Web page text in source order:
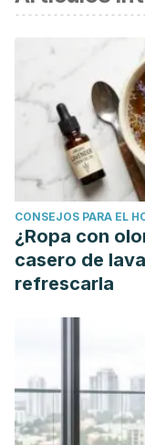
Alcántara Zavala,
Terapia sexual y
sexual en
disfunción
(3), 591-615.
https://
Bados López, A.
reestructuración
https://
mode=full
Blanco, E.,
https://
Diez Arresea, S.
sexológico.
https://
CONSEJOS PARA EL
¿Ropa con
casero de
refrescarla